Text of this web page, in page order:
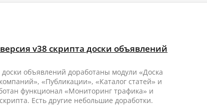
v38 скрипта доски объявлений
объявлений доработаны модули «Доска
«Публикации», «Каталог статей» и
функционал «Мониторинг трафика» и
Есть другие небольшие доработки.